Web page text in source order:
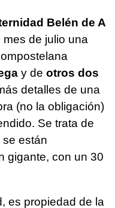
Belén de A
de julio una
y de otros dos
detalles de una
(no la obligación)
Se trata de
están
gigante, con un 30
es propiedad de la